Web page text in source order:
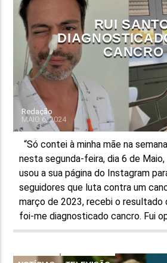
RUI
CANCRO
Redação
MAIO 6, 2024
“Só contei à minha mãe na
nesta segunda-feira, dia 6 de Maio,
usou a sua página do Instagram
seguidores que luta contra um
março de 2023, recebi o resultado
foi-me diagnosticado cancro. Fui